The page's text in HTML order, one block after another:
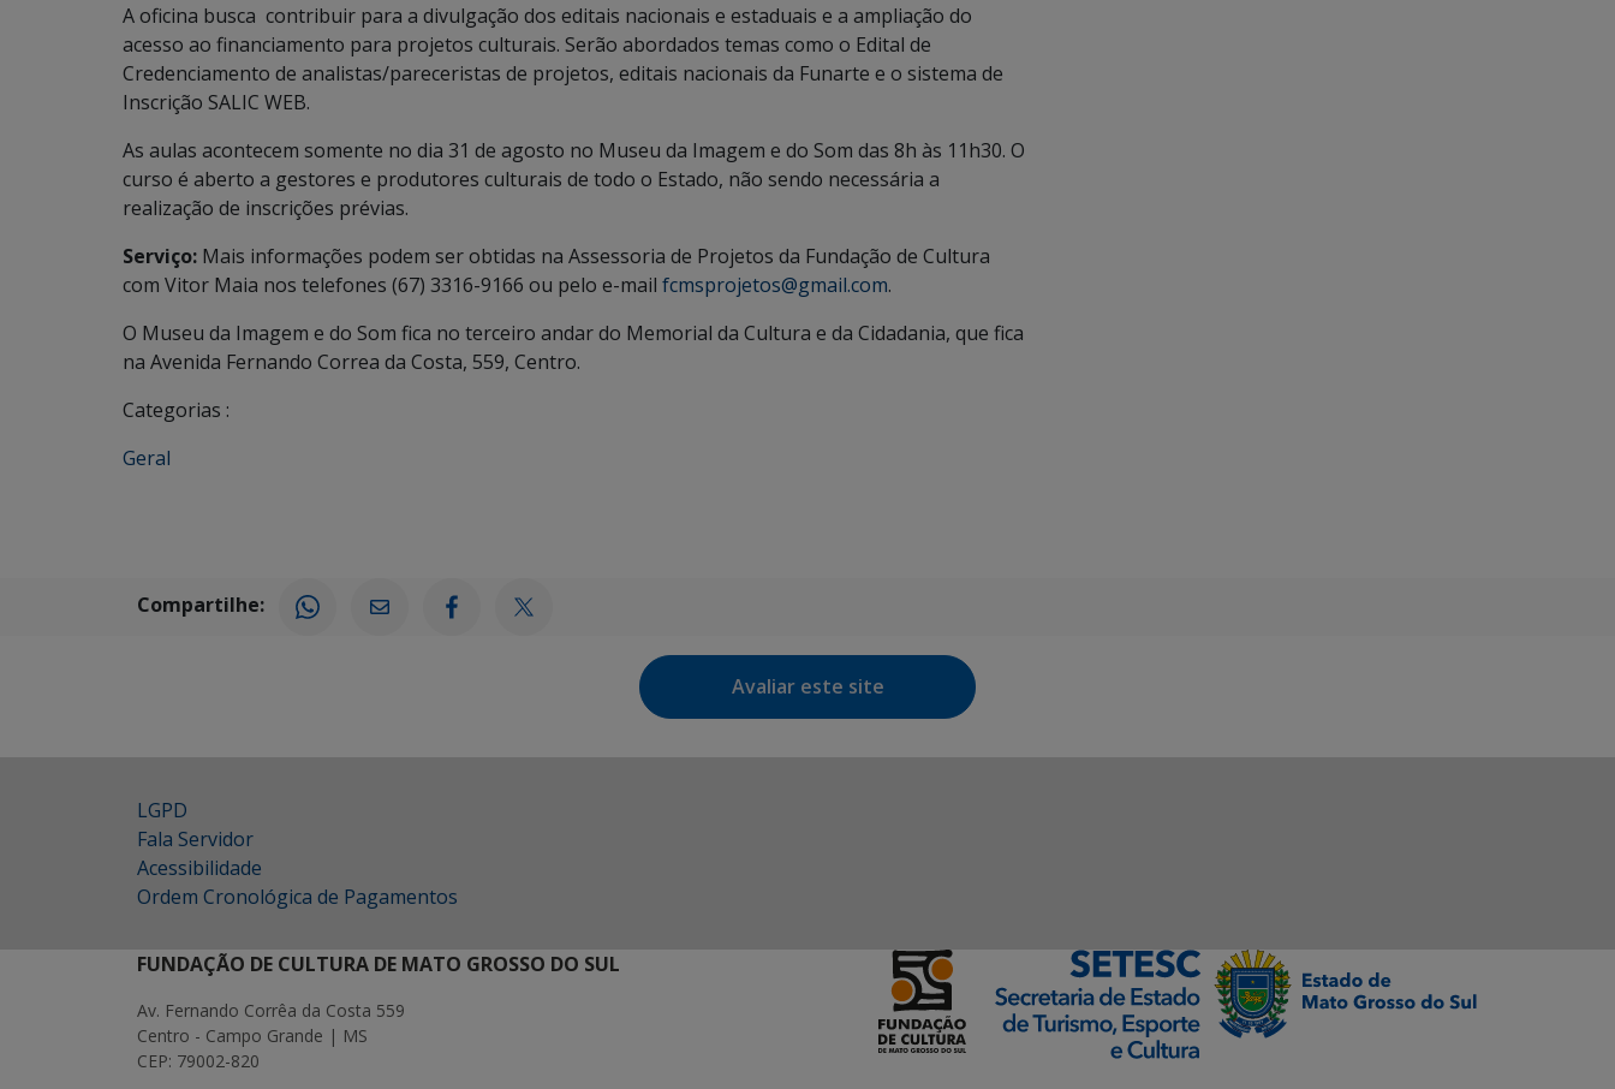
A oficina busca contribuir para a divulgação dos editais nacionais e estaduais e a ampliação do
acesso ao financiamento para projetos culturais. Serão abordados temas como o Edital de
Credenciamento de analistas/pareceristas de projetos, editais nacionais da Funarte e o sistema de
Inscrição SALIC WEB.
As aulas acontecem somente no dia 31 de agosto no Museu da Imagem e do Som das 8h às 11h30. O
curso é aberto a gestores e produtores culturais de todo o Estado, não sendo necessária a
realização de inscrições prévias.
Serviço: Mais informações podem ser obtidas na Assessoria de Projetos da Fundação de Cultura
com Vitor Maia nos telefones (67) 3316-9166 ou pelo e-mail fcmsprojetos@gmail.com.
O Museu da Imagem e do Som fica no terceiro andar do Memorial da Cultura e da Cidadania, que fica
na Avenida Fernando Correa da Costa, 559, Centro.
Categorias :
Geral
Compartilhe:
Avaliar este site
LGPD
Fala Servidor
Acessibilidade
Ordem Cronológica de Pagamentos
FUNDAÇÃO DE CULTURA DE MATO GROSSO DO SUL
Av. Fernando Corrêa da Costa 559
Centro - Campo Grande | MS
CEP: 79002-820